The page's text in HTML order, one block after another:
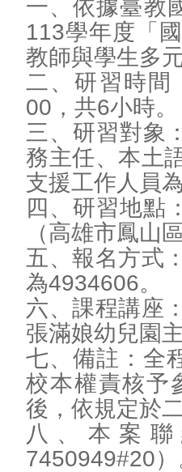
一、依據臺教
113學年度「
教師與學生多
二、研習時間
00，共6小時。
三、研習對象
務主任、本土
支援工作人員
四、研習地點
（高雄市鳳山
五、報名方式
為4934606。
六、課程講座
張滿娘幼兒園
七、備註：全
校本權責核予
後，依規定於
八、本案
7450949#20